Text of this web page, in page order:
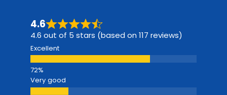
4.6
4.6 out of 5 stars (based on 117 reviews)
Excellent
Very good